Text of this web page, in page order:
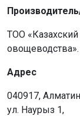
ТОО
овощеводства».
Адрес
040917,
ул. Наурыз 1,